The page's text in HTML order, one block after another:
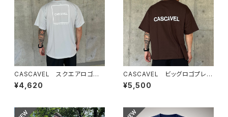
CASCAVEL スクエアロゴプラ
クティスシャツ シルバーグレー
¥4,620
CASCAVEL ビッグロゴプレミ
アムボックスTEE ダークチョコ
レート
¥5,500